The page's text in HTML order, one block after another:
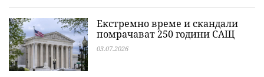
Екстремно време и скандали
помрачават 250 години САЩ
03.07.2026